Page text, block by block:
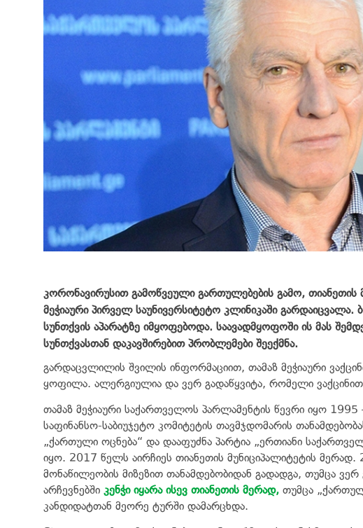
კორონავირუსით გამოწვეული გართულებების გამო, თიანეთის
მეჭიაური პირველ საუნივერსიტეტო კლინიკაში
სუნთქვის აპარატზე იმყოფებოდა. საავადმყოფოში ის მას
სუნთქვასთან დაკავშირებით პრობლემები შეექმნა.
გარდაცვლილის შვილის ინფორმაციით, თამაზ მეჭიაური
ყოფილა. ალერგიულია და ვერ გადაწყვიტა, რომელი ვაქცინით
თამაზ მეჭიაური საქართველოს პარლამენტის წევრი იყო
საფინანსო-საბიუჯეტო კომიტეტის თავმჯდომარის
„ქართული ოცნება“ და დააფუძნა პარტია „ერთიანი
იყო. 2017 წელს აირჩიეს თიანეთის მუნიციპალიტეტის
მონაწილეობის მიზეზით თანამდებობიდან გადადგა, თუმცა
არჩევნებში კენჭი იყარა ისევ თიანეთის მერად, თუმცა
კანდიდატთან მეორე ტურში დამარცხდა.